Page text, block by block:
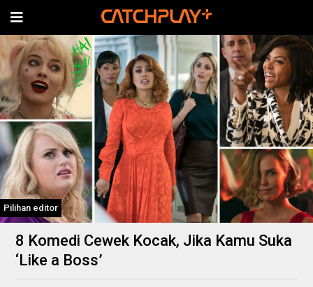
Pilihan editor
8 Komedi Cewek Kocak, Jika Kamu Suka
‘Like a Boss’